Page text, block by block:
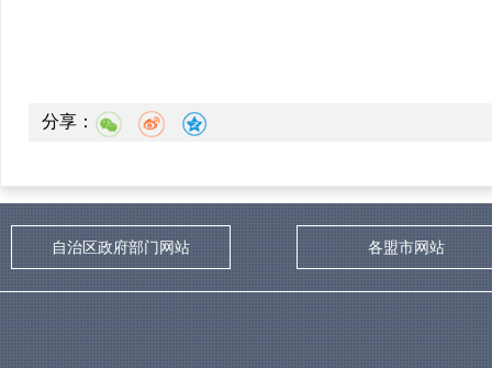
分享：
自治区政府部门网站 各盟市网站